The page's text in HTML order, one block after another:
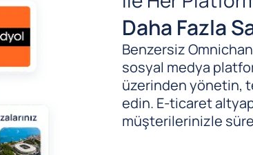
Daha Fazla
Benzersiz
sosyal medya
üzerinden yönetin,
edin. E-ticaret
müşterilerinizle